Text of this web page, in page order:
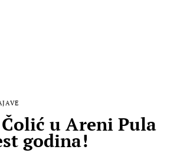
u Areni Pula
godina!